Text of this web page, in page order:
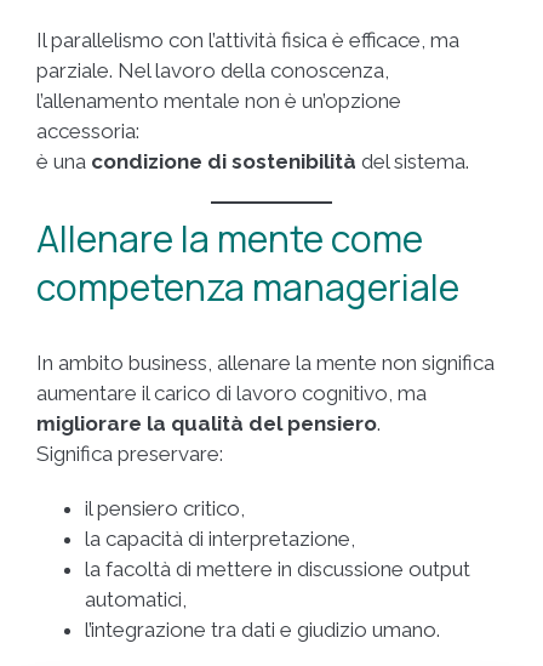
Il parallelismo con l’attività fisica è efficace, ma
parziale. Nel lavoro della conoscenza,
l’allenamento mentale non è un’opzione
accessoria:
è una condizione di sostenibilità del sistema.
Allenare la mente come
competenza manageriale
In ambito business, allenare la mente non significa
aumentare il carico di lavoro cognitivo, ma
migliorare la qualità del pensiero.
Significa preservare:
il pensiero critico,
la capacità di interpretazione,
la facoltà di mettere in discussione output
automatici,
l’integrazione tra dati e giudizio umano.